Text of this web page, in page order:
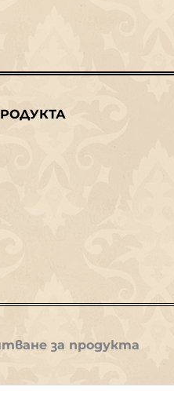
за продукта